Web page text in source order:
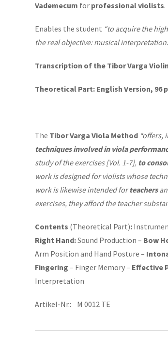
Vademecum for professional violists.
Enables the student “to acquire the
the real objective: musical
Transcription of the Tibor Varga
Theoretical Part: English Version, 96
The Tibor Varga Viola Method “offers,
techniques involved in viola
study of the exercises [Vol. 1-7], to
work is designed for violists whose
work is likewise intended forteachers
exercises, they afford the teacher
Contents (Theoretical Part):
Right Hand:Sound Production – Bow
Arm Position and Hand Posture –
Fingering – Finger Memory – Effective
Interpretation
Artikel-Nr.: M 0012 TE